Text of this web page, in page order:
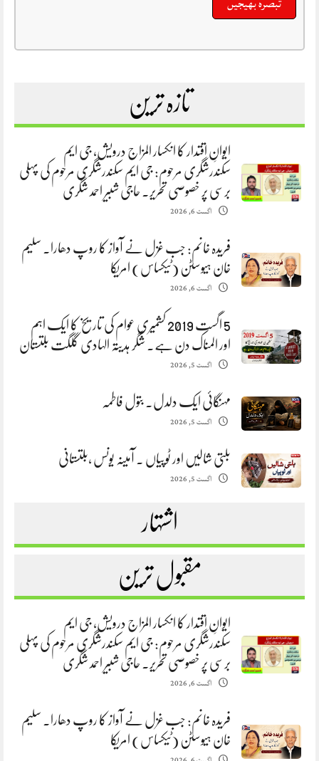
تازہ ترین
ایوانِ اقتدار کا انکسار المزاج درویش، جی ایم
سکندرشگری مرحوم: جی ایم سکندرشگری مرحوم کی پہلی
برسی پر خصوصی تحریر. حاجی شبیر احمد شگری
اگست 6, 2026
فریدہ خانم: جب غزل نے آواز کا روپ دھارا. سلیم
خان ہیوسٹن (ٹیکساس) امریکا
اگست 6, 2026
5 اگست 2019 کشمیری عوام کی تاریخ کا ایک اہم
اور المناک دن ہے. شگر ہدیتہ الہادی گلگت بلتستان
اگست 5, 2026
مہنگائی ایک دلدل. بتول فاطمہ
اگست 5, 2026
بلتی شالیں اور ٹوپیاں . آمینہ یونس ،بلتستانی
اگست 5, 2026
اشتہار
مقبول ترین
ایوانِ اقتدار کا انکسار المزاج درویش، جی ایم
سکندرشگری مرحوم: جی ایم سکندرشگری مرحوم کی پہلی
برسی پر خصوصی تحریر. حاجی شبیر احمد شگری
اگست 6, 2026
فریدہ خانم: جب غزل نے آواز کا روپ دھارا. سلیم
خان ہیوسٹن (ٹیکساس) امریکا